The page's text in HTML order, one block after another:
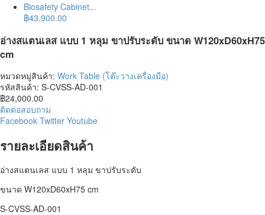
Biosafety Cabinet...
฿43,900.00
อ่างสแตนเลส แบบ 1 หลุม ขาปรับระดับ ขนาด W120xD60xH75
cm
หมวดหมู่สินค้า: Work Table (โต๊ะวางเครื่องมือ)
รหัสสินค้า: S-CVSS-AD-001
฿24,000.00
ติดต่อสอบถาม
Facebook Twitter Youtube
รายละเอียดสินค้า
อ่างสแตนเลส แบบ 1 หลุม ขาปรับระดับ
ขนาด W120xD60xH75 cm
S-CVSS-AD-001